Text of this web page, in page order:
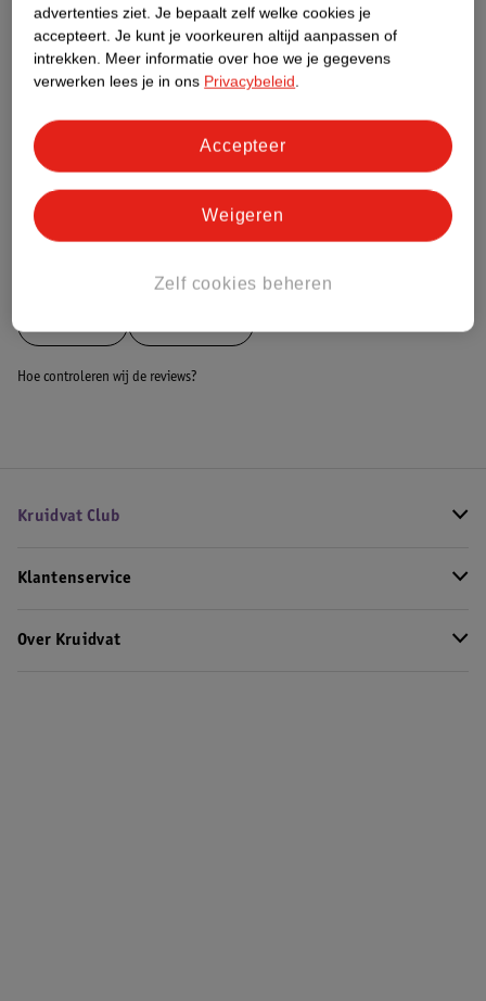
Nature Impact Score
Dit product heeft (nog) geen Nature
Impact Score.
Bestel & Bezorginformatie
Hoe controleren wij de reviews?
Kruidvat Club
Klantenservice
Over Kruidvat
advertenties ziet. Je bepaalt zelf welke cookies je
accepteert. Je kunt je voorkeuren altijd aanpassen of
intrekken. Meer informatie over hoe we je gegevens
verwerken lees je in ons Privacybeleid.
Zelf cookies beheren
Weigeren
Accepteer